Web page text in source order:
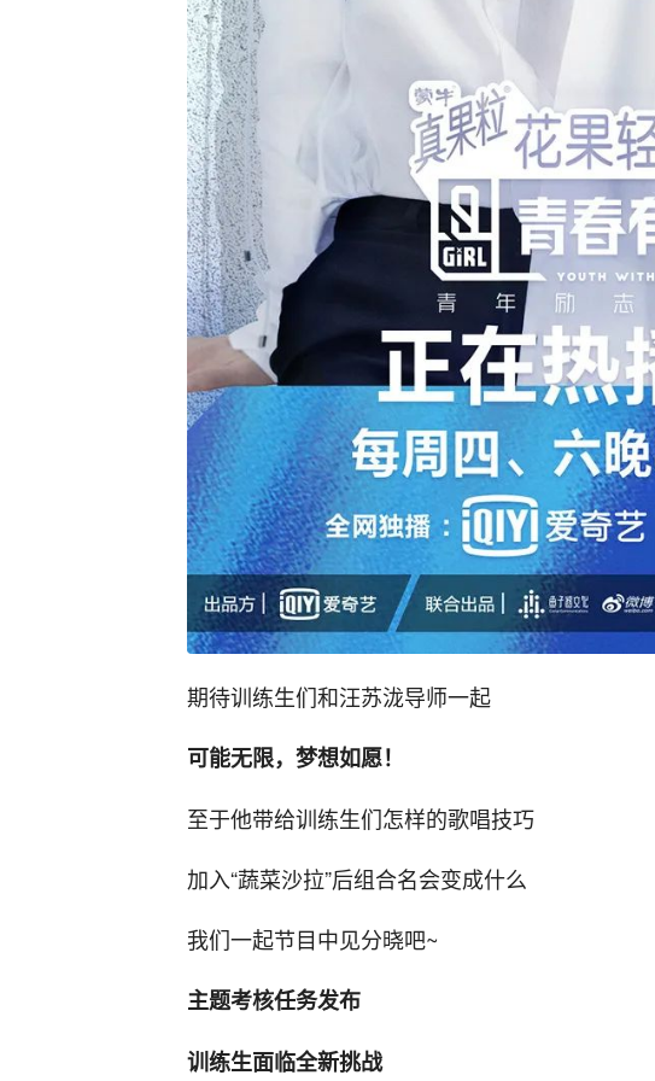
期待训练生们和汪苏泷导师一起
可能无限，梦想如愿！
至于他带给训练生们怎样的歌唱技巧
加入“蔬菜沙拉”后组合名会变成什么
我们一起节目中见分晓吧~
主题考核任务发布
训练生面临全新挑战